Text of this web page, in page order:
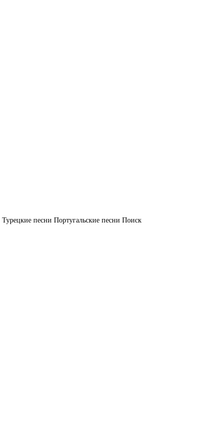
Турецкие песни Португальские песни Поиск